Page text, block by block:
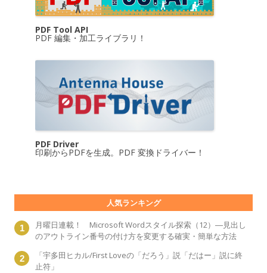
PDF Tool API
PDF 編集・加工ライブラリ！
PDF Driver
印刷からPDFを生成。PDF 変換ドライバー！
人気ランキング
月曜日連載！ Microsoft Wordスタイル探索（12）―見出し
のアウトライン番号の付け方を変更する確実・簡単な方法
「宇多田ヒカル/First Loveの「だろう」説「だはー」説に終
止符」